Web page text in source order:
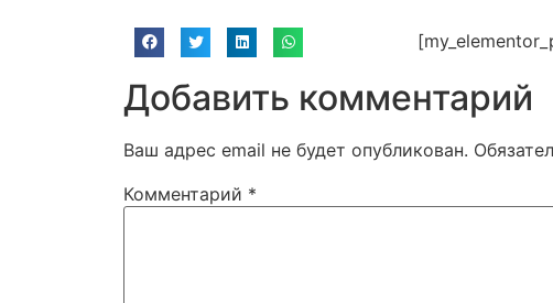
Добавить комментарий
Ваш адрес email не будет опубликован.
Комментарий *